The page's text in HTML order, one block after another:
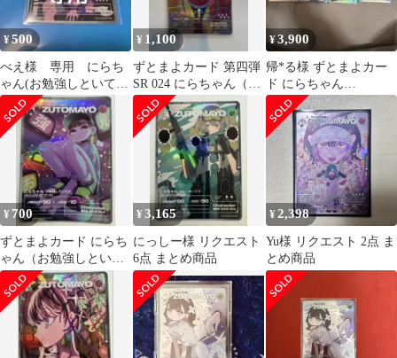
¥500
べえ様 専用 にらち
ゃん(お勉強しといて
よ) SR 010/104
¥ 1,100
ずとまよカード 第四弾
SR 024 にらちゃん（お
勉強しといてよ）
¥3,900
帰*る様 ずとまよカー
ド にらちゃん
(TAIDADA)(お勉強しと
いてよ)(綺羅
¥ 700
ずとまよカード にらち
ゃん（お勉強しといて
よ）SR
¥3,165
にっしー様 リクエスト
6点 まとめ商品
¥2,398
Yu様 リクエスト 2点 ま
とめ商品